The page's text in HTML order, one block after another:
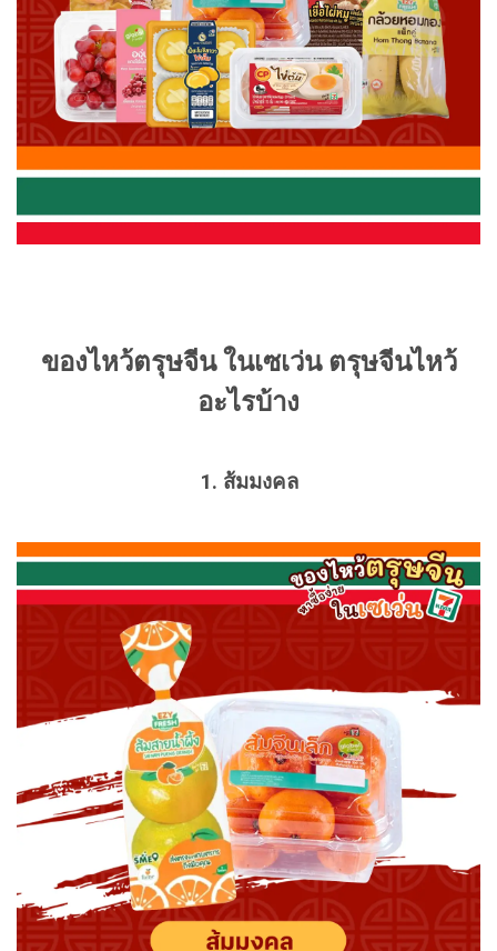
ของไหว้ตรุษจีน ในเซเว่น ตรุษจีนไหว้
อะไรบ้าง
1. ส้มมงคล